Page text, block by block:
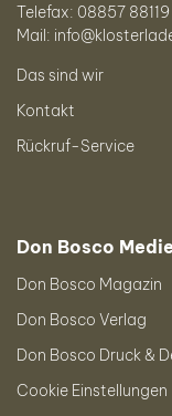
Telefax: 08857 88119
Mail:
Das sind wir
Kontakt
Rückruf-Service
Don Bosco
Don Bosco Magazin
Don Bosco Verlag
Don Bosco Druck &
Cookie Einstellungen